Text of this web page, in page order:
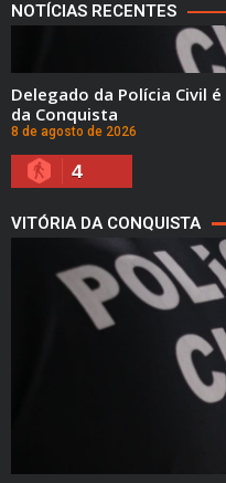
NOTÍCIAS RECENTES
Delegado da Polícia Civil
da Conquista
8 de agosto de 2026
4
VITÓRIA DA CONQUISTA